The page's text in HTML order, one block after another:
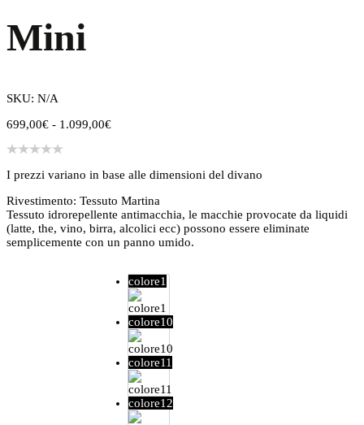
Mini
SKU: N/A
699,00€ - 1.099,00€Fascia
699,00€
1.099,00€
I prezzi variano in base alle dimensioni del divano
Rivestimento: Tessuto Martina
Tessuto idrorepellente antimacchia, le macchie provocate da liquidi
(latte, the, vino, birra, alcolici ecc) possono essere eliminate
semplicemente con un panno umido.
colore1
colore1
colore10
colore10
colore11
colore11
colore12